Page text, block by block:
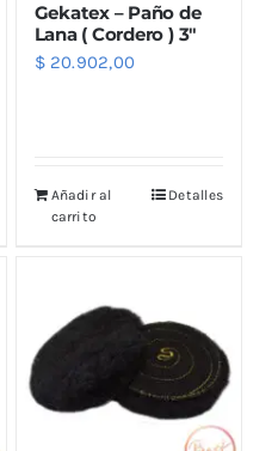
Gekatex – Paño de
Lana ( Cordero ) 3″
$20.902,00
Añadir al
carrito
Detalles